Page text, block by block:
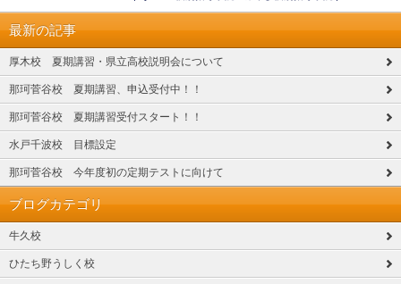
最新の記事
厚木校 夏期講習・県立高校説明会について
那珂菅谷校 夏期講習、申込受付中！！
那珂菅谷校 夏期講習受付スタート！！
水戸千波校 目標設定
那珂菅谷校 今年度初の定期テストに向けて
ブログカテゴリ
牛久校
ひたち野うしく校